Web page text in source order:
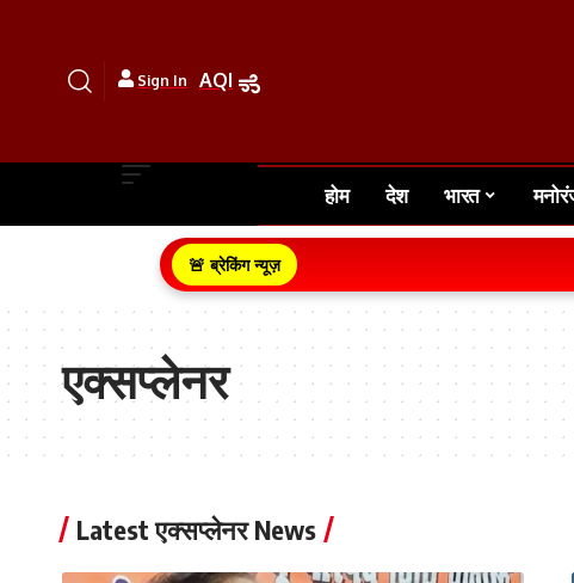
Sign In AQI
होम देश भारत
🚨 ब्रेकिंग न्यूज़
एक्सप्लेनर
Latest एक्सप्लेनर News